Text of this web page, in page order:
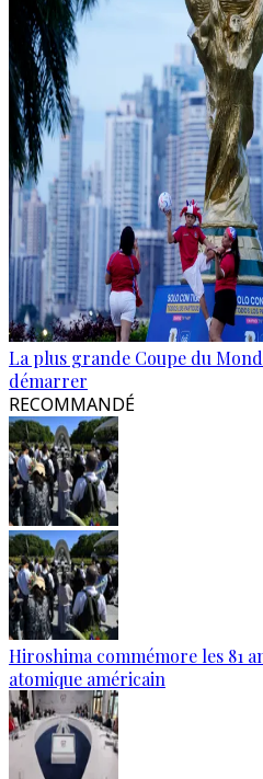
La plus grande Coupe du
démarrer
RECOMMANDÉ
Hiroshima commémore les 81
atomique américain